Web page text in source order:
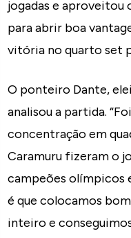
jogadas e aproveitou
para abrir boa
vitória no quarto set
O ponteiro Dante,
analisou a partida.
concentração em
Caramuru fizeram o
campeões olímpicos
é que colocamos
inteiro e